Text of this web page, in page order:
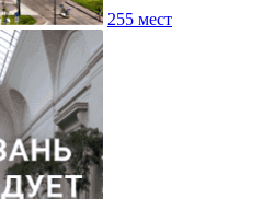
255 мест